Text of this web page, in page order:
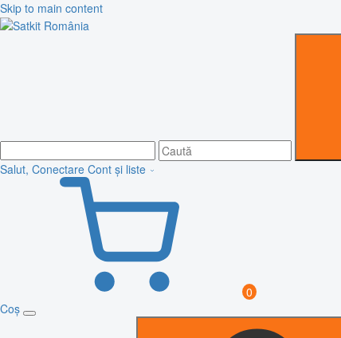
Skip to main content
Salut, Conectare Cont și liste
0
Coș